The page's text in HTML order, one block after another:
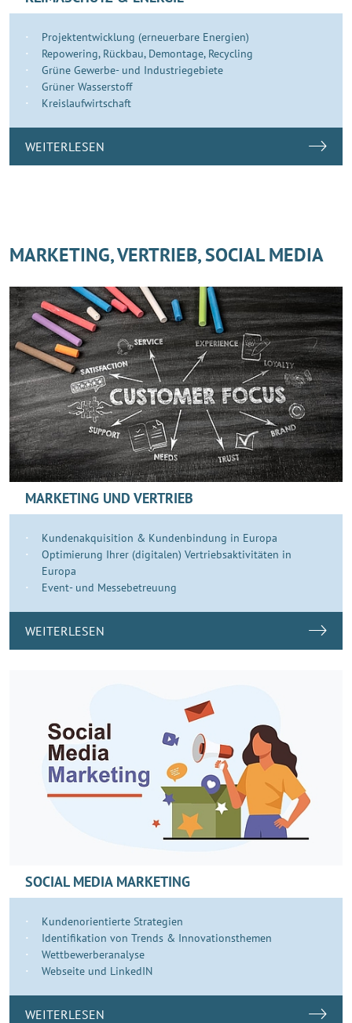
Projektentwicklung (erneuerbare Energien)
Repowering, Rückbau, Demontage, Recycling
Grüne Gewerbe- und Industriegebiete
Grüner Wasserstoff
Kreislaufwirtschaft
WEITERLESEN
MARKETING, VERTRIEB, SOCIAL MEDIA
MARKETING UND VERTRIEB
Kundenakquisition & Kundenbindung in Europa
Optimierung Ihrer (digitalen) Vertriebsaktivitäten in
Europa
Event- und Messebetreuung
WEITERLESEN
SOCIAL MEDIA MARKETING
Kundenorientierte Strategien
Identifikation von Trends & Innovationsthemen
Wettbewerberanalyse
Webseite und LinkedIN
WEITERLESEN